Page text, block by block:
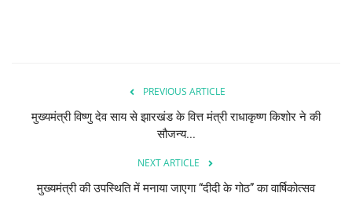
PREVIOUS ARTICLE
मुख्यमंत्री विष्णु देव साय से झारखंड के वित्त मंत्री राधाकृष्ण किशोर ने की
सौजन्य...
NEXT ARTICLE
मुख्यमंत्री की उपस्थिति में मनाया जाएगा “दीदी के गोठ” का वार्षिकोत्सव